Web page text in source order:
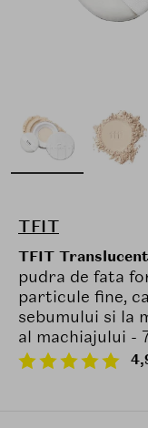
TFIT
TFIT
pudra de fata
particule fine,
sebumului si la
al machiajului -